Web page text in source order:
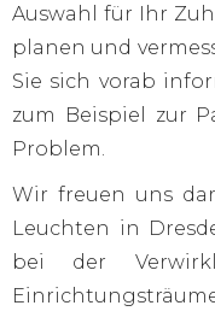
Auswahl für Ihr
planen und
Sie sich vorab
zum Beispiel zur
Problem.
Wir freuen uns
Leuchten in
bei der